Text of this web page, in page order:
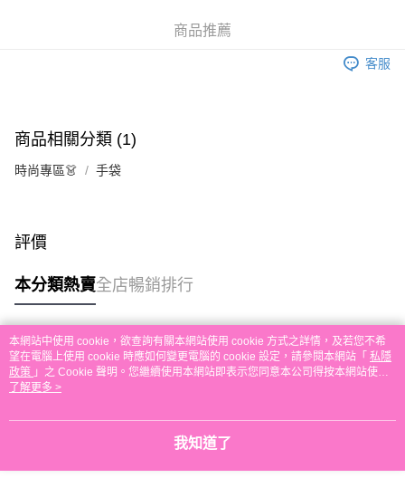
eshop@colourmix-cosmetics.com** **我們不會處理沒有提供存款單據的訂
每筆HK$30.00，滿HK$580.00或以上免運費
每筆HK$30.00，滿HK$580.00或以上免運費
免運費
其他地區配送 運費表
商品推薦
客服
商品相關分類 (1)
時尚專區👗 手袋
評價
本分類熱賣全店暢銷排行
熱門標籤
熱銷排行
本網站中使用 cookie，欲查詢有關本網站使用 cookie 方式之詳情，及若您不希
望在電腦上使用 cookie 時應如何變更電腦的 cookie 設定，請參閱本網站「 私隱
政策 」之 Cookie 聲明。您繼續使用本網站即表示您同意本公司得按本網站使用
條款之 Cookie 聲明使用 cookie。
了解更多 >
我知道了